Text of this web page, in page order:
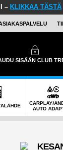
– KLIKKAA TÄSTÄ
SISÄÄN CLUB
CARPLAY/
AUTO